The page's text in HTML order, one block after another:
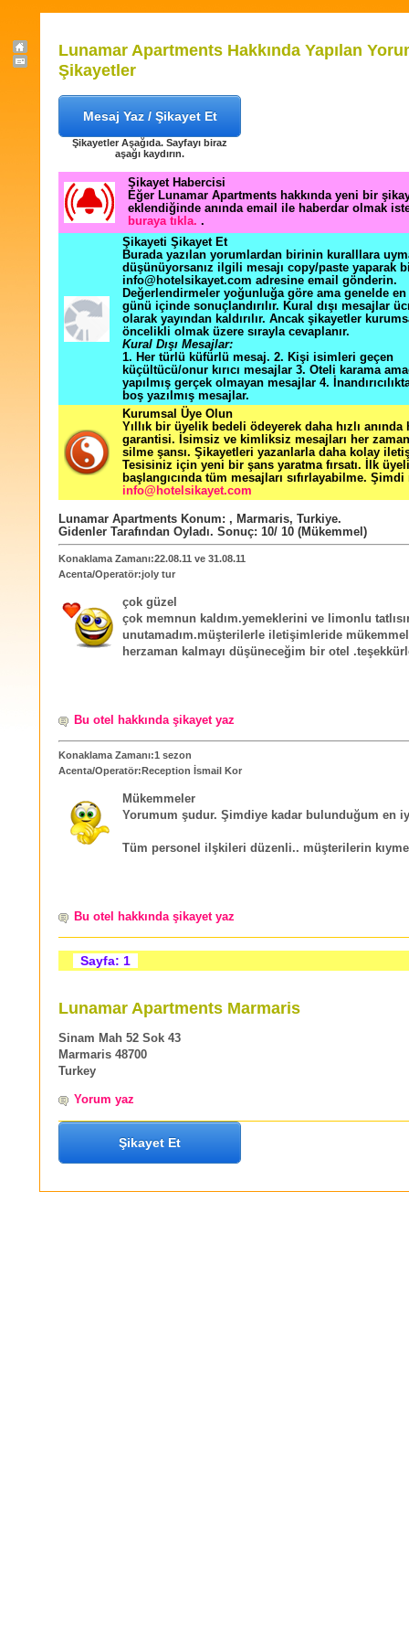
Lunamar Apartments Hakkında Yapılan
Şikayetler
Mesaj Yaz / Şikayet Et
Şikayetler Aşağıda. Sayfayı biraz
aşağı kaydırın.
Şikayet Habercisi
Eğer Lunamar Apartments hakkında yeni bir
eklendiğinde anında email ile haberdar olmak
buraya tıkla. .
Şikayeti Şikayet Et
Burada yazılan yorumlardan birinin kuralllara
düşünüyorsanız ilgili mesajı copy/paste yaparak
info@hotelsikayet.com adresine email gönderin.
Değerlendirmeler yoğunluğa göre ama genelde
günü içinde sonuçlandırılır. Kural dışı mesajlar
olarak yayından kaldırılır. Ancak şikayetler
öncelikli olmak üzere sırayla cevaplanır.
Kural Dışı Mesajlar:
1. Her türlü küfürlü mesaj. 2. Kişi isimleri geçen
küçültücü/onur kırıcı mesajlar 3. Oteli karama
yapılmış gerçek olmayan mesajlar 4.
boş yazılmış mesajlar.
Kurumsal Üye Olun
Yıllık bir üyelik bedeli ödeyerek daha hızlı
garantisi. İsimsiz ve kimliksiz mesajları her zaman
silme şansı. Şikayetleri yazanlarla daha kolay
Tesisiniz için yeni bir şans yaratma fırsatı. İlk
başlangıcında tüm mesajları sıfırlayabilme. Şimdi
info@hotelsikayet.com
Lunamar Apartments Konum: , Marmaris, Turkiye.
Gidenler Tarafından Oyladı. Sonuç: 10/ 10 (Mükemmel)
Konaklama Zamanı:22.08.11 ve 31.08.11
Acenta/Operatör:joly tur
çok güzel
çok memnun kaldım.yemeklerini ve limonlu
unutamadım.müşterilerle iletişimleride
herzaman kalmayı düşüneceğim bir otel
Bu otel hakkında şikayet yaz
Konaklama Zamanı:1 sezon
Acenta/Operatör:Reception İsmail Kor
Mükemmeler
Yorumum şudur. Şimdiye kadar bulunduğum en
Tüm personel ilşkileri düzenli.. müşterilerin
Bu otel hakkında şikayet yaz
Sayfa: 1
Lunamar Apartments Marmaris
Sinam Mah 52 Sok 43
Marmaris 48700
Turkey
Yorum yaz
Şikayet Et